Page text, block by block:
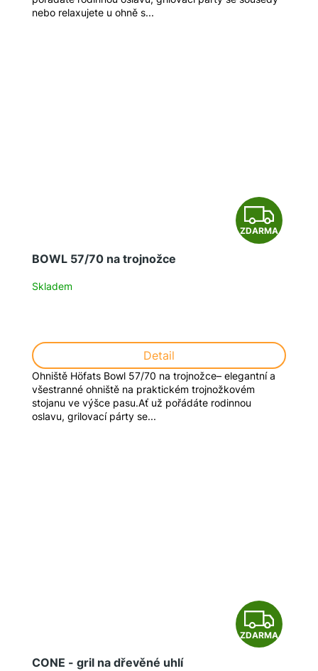
nebo relaxujete u ohně s...
Z
D
M
A
ZDARMA
BOWL 57/70 na trojnožce
Skladem
Detail
Ohniště Höfats Bowl 57/70 na trojnožce– elegantní a
všestranné ohniště na praktickém trojnožkovém
stojanu ve výšce pasu.Ať už pořádáte rodinnou
oslavu, grilovací párty se...
Z
D
ZDARMA
CONE - gril na dřevěné uhlí